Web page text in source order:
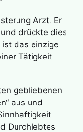
Arzt. Er
drückte dies
ist das einzige
Tätigkeit
gebliebenen
aus und
Durchlebtes